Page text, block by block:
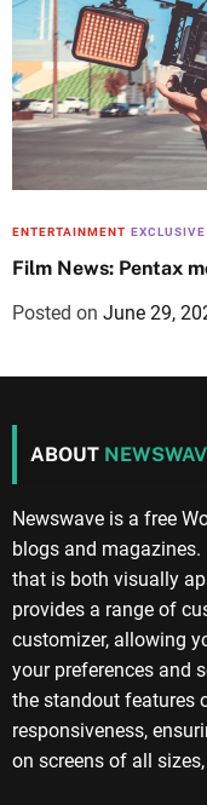
ENTERTAINMENT EXCLUSIVE
Film News: Pentax
Posted on June 29,
ABOUT
Newswave is a free
blogs and
that is both visually
provides a range of
customizer, allowing
your preferences and
the standout features
responsiveness,
on screens of all